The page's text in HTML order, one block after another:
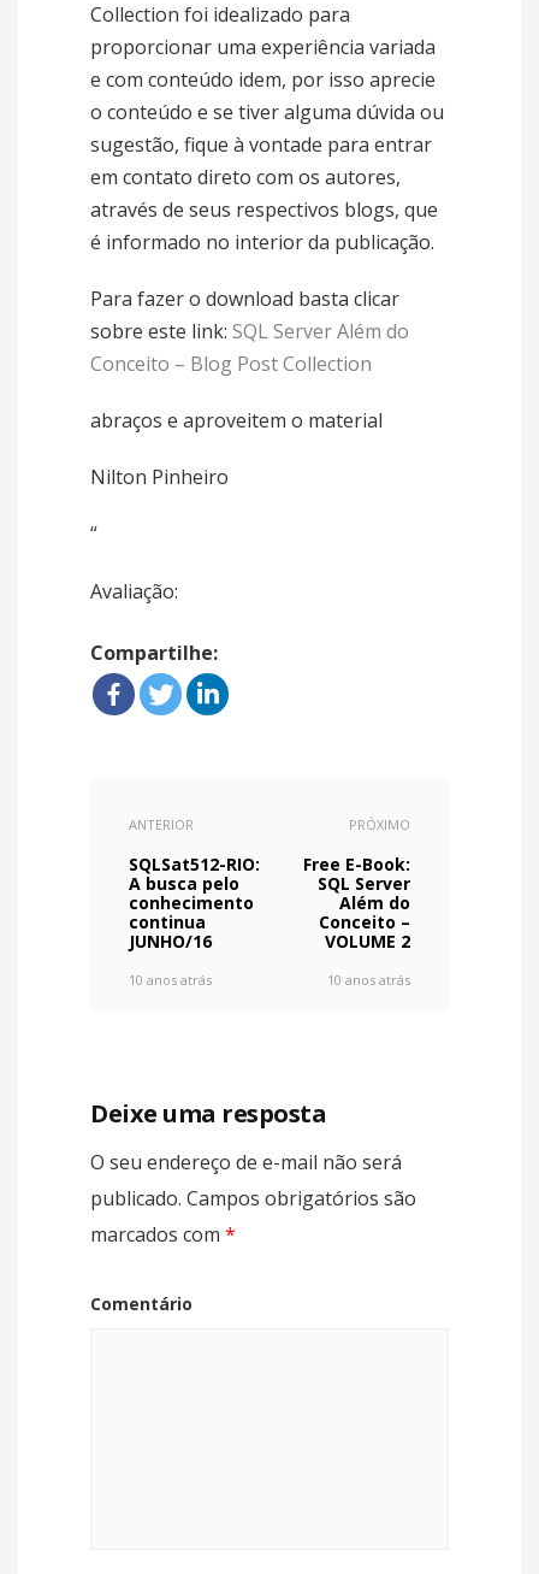
Collection foi idealizado para
proporcionar uma experiência variada
e com conteúdo idem, por isso aprecie
o conteúdo e se tiver alguma dúvida ou
sugestão, fique à vontade para entrar
em contato direto com os autores,
através de seus respectivos blogs, que
é informado no interior da publicação.
Para fazer o download basta clicar
sobre este link: SQL Server Além do
Conceito – Blog Post Collection
abraços e aproveitem o material
Nilton Pinheiro
“
Avaliação:
Compartilhe:
ANTERIOR
SQLSat512-RIO:
A busca pelo
conhecimento
continua
JUNHO/16
10 anos atrás
PRÓXIMO
Free E-Book:
SQL Server
Além do
Conceito –
VOLUME 2
10 anos atrás
Deixe uma resposta
O seu endereço de e-mail não será
publicado. Campos obrigatórios são
marcados com *
Comentário